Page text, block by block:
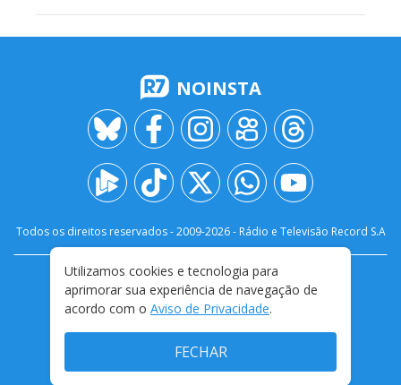
NOINSTA
Todos os direitos reservados - 2009-2026- Rádio e Televisão Record S.A
FALE CONOSCO
PRIVACIDADE
TERMOS E CONDIÇÕES DE USO
Utilizamos cookies e tecnologia para
aprimorar sua experiência de navegação de
acordo com o Aviso de Privacidade.
FECHAR